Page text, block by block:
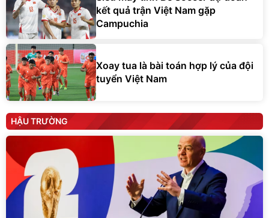
kết quả trận Việt Nam gặp
Campuchia
Xoay tua là bài toán hợp lý của đội
tuyển Việt Nam
HẬU TRƯỜNG